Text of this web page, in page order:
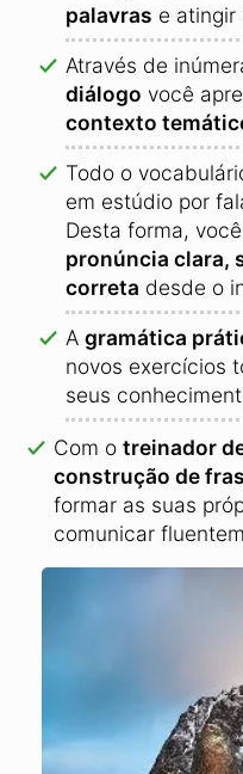
palavras e atingir
Através de
diálogo você
contexto
Todo o
em estúdio por
Desta forma,
pronúncia clara,
correta desde o
A gramática
novos exercícios
seus
Com o treinador
construção de
formar as suas
comunicar